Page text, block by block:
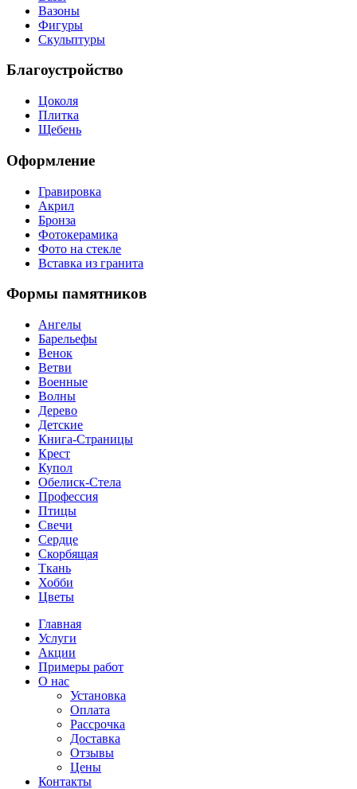
Вазоны
Фигуры
Скульптуры
Благоустройство
Цоколя
Плитка
Щебень
Оформление
Гравировка
Акрил
Бронза
Фотокерамика
Фото на стекле
Вставка из гранита
Формы памятников
Ангелы
Барельефы
Венок
Ветви
Военные
Волны
Дерево
Детские
Книга-Страницы
Крест
Купол
Обелиск-Стела
Профессия
Птицы
Свечи
Сердце
Скорбящая
Ткань
Хобби
Цветы
Главная
Услуги
Акции
Примеры работ
О нас
Установка
Оплата
Рассрочка
Доставка
Отзывы
Цены
Контакты